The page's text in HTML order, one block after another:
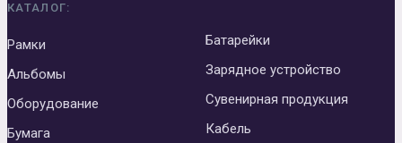
КАТАЛОГ:
Рамки
Альбомы
Оборудование
Бумага
Батарейки
Зарядное устройство
Сувенирная продукция
Кабель